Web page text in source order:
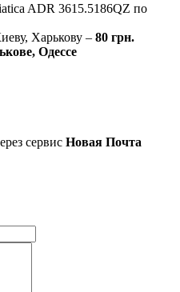
ADR 3615.5186QZ по
Харькову – 80 грн.
Одессе
сервис Новая Почта